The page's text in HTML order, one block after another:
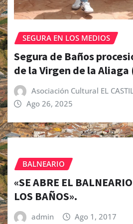
SEGURA EN LOS MEDIOS
Segura de Baños
de la Virgen de la Aliaga
Asociación Cultural EL
Ago 26, 2025
BALNEARIO
«SE ABRE EL
LOS BAÑOS».
admin Ago 1, 2017